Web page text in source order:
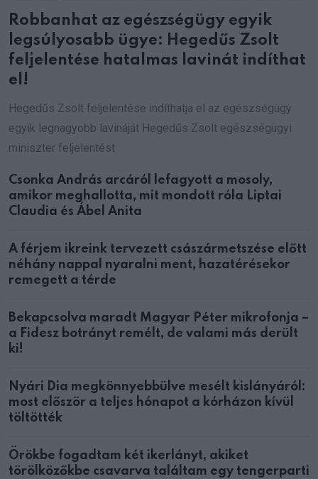
Robbanhat az egészségügy egyik
legsúlyosabb ügye: Hegedűs Zsolt
feljelentése hatalmas lavinát indíthat
el!
Hegedűs Zsolt feljelentése indíthatja el az egészségügy
egyik legnagyobb lavináját Hegedűs Zsolt egészségügyi
miniszter feljelentést
Csonka András arcáról lefagyott a mosoly,
amikor meghallotta, mit mondott róla Liptai
Claudia és Ábel Anita
A férjem ikreink tervezett császármetszése előtt
néhány nappal nyaralni ment, hazatérésekor
remegett a térde
Bekapcsolva maradt Magyar Péter mikrofonja –
a Fidesz botrányt remélt, de valami más derült
ki!
Nyári Dia megkönnyebbülve mesélt kislányáról:
most először a teljes hónapot a kórházon kívül
töltötték
Örökbe fogadtam két ikerlányt, akiket
törölközőkbe csavarva találtam egy tengerparti